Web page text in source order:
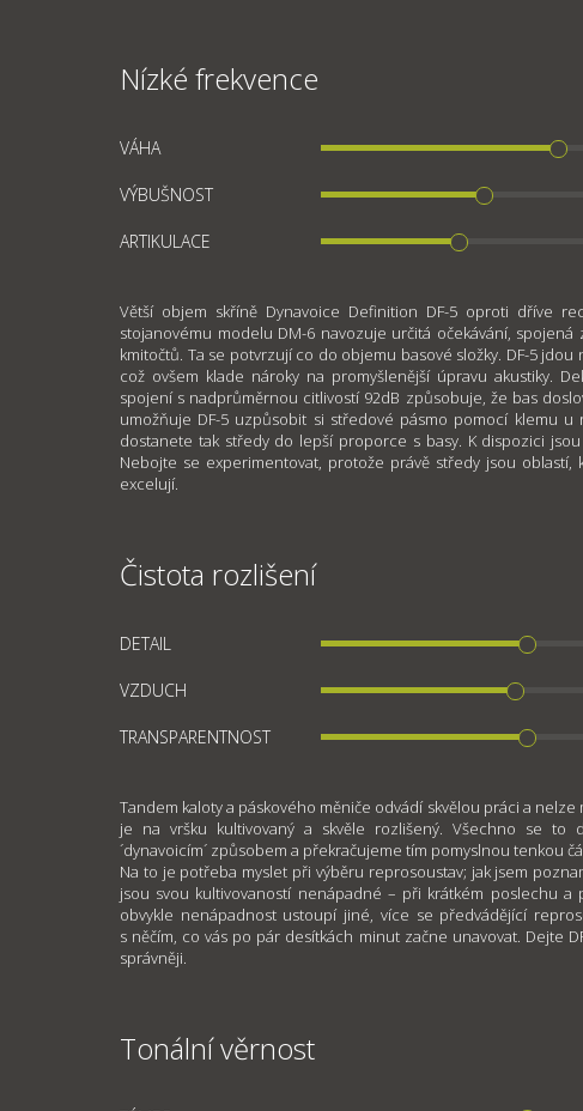
Nízké frekvence
VÁHA
VÝBUŠNOST
ARTIKULACE
Větší objem skříně Dynavoice Definition DF-5 oproti dříve
stojanovému modelu DM-6 navozuje určitá očekávání,
kmitočtů. Ta se potvrzují co do objemu basové složky. DF-5 jdou
což ovšem klade nároky na promyšlenější úpravu akustiky.
spojení s nadprůměrnou citlivostí 92dB způsobuje, že bas
umožňuje DF-5 uzpůsobit si středové pásmo pomocí klemu
dostanete tak středy do lepší proporce s basy. K dispozici jsou
Nebojte se experimentovat, protože právě středy jsou oblastí,
excelují.
Čistota rozlišení
DETAIL
VZDUCH
TRANSPARENTNOST
Tandem kaloty a páskového měniče odvádí skvělou práci a nelze
je na vršku kultivovaný a skvěle rozlišený. Všechno se to
´dynavoicím´ způsobem a překračujeme tím pomyslnou tenkou
Na to je potřeba myslet při výběru reprosoustav; jak jsem
jsou svou kultivovaností nenápadné – při krátkém poslechu a
obvykle nenápadnost ustoupí jiné, více se předvádějící
s něčím, co vás po pár desítkách minut začne unavovat. Dejte
správněji.
Tonální věrnost